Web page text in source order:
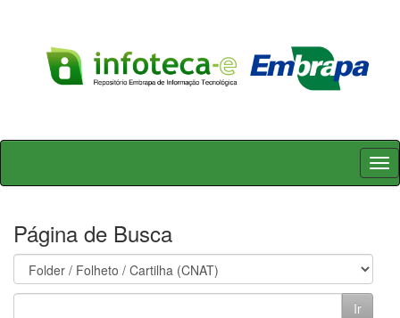
Skip
Página de Busca